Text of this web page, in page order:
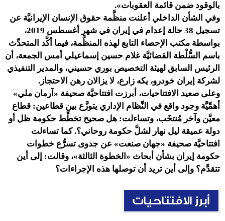
بالوقود ضمن قائمة العقوبات».
وفي الشأن الداخلي أعلنت منظَّمة حقوق الإنسان الإيرانيَّة عن
تسجيل 38 حالة إعدام في إيران في شهر أغسطس 2019،
بواسطة مكتب الإحصاء التابع لهذه المنظَّمة، فيما أكَّد المتحدِّث
باسم السُّلْطة القضائيَّة غلام حسين إسماعيلي أمس الجمعة، أن
الرئيس السابق لهيئة التخصيص بوري حسيني، والمدير التنفيذي
لشركة إيران خودرو، يكه زارع، لا يزالان رهن الاحتجاز.
وعلى صعيد الافتتاحيات، أبرزت افتتاحيَّة صحيفة «آرمان ملي»
أهمِّيَّة وجود واقع في النِّظام الإداري يتوزَّع بين قطاعين: قطاع
معيَّن وآخر مُنتخَب، وتساءلت: هل صحيح تخطِّط حكومة ظل أو
دولة عميقة ليل نهار لشلَّ حكومة روحاني؟. كما تساءلت
افتتاحيَّة صحيفة «جهان صنعت» عن جدوى تسرُّع خطوات
حكومة إيران بشأن أبحاث «الخطوة الثالثة»، وقالت: إلى أين
تتقدَّم؟ وإلى أين تريد أن توصلها هذه الإجراءات؟